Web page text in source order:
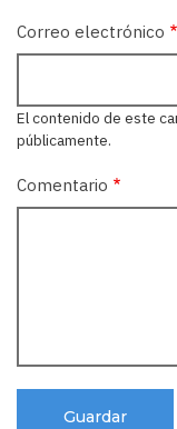
Correo electrónico
El contenido de este
públicamente.
Comentario